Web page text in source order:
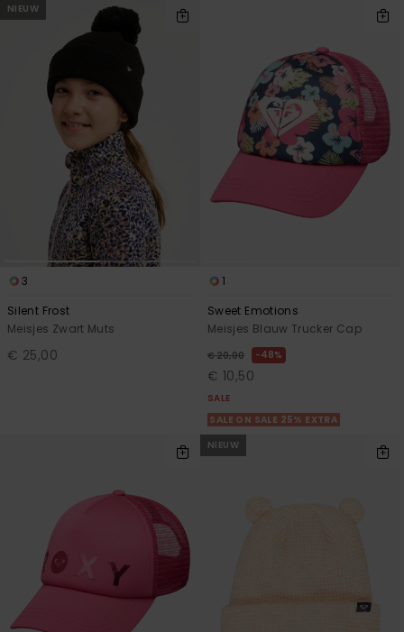
NIEUW
3
Silent Frost
Meisjes Zwart Muts
€ 25,00
1
Sweet Emotions
Meisjes Blauw Trucker Cap
€ 20,00 48%
€ 10,50
SALE
SALE ON SALE 25% EXTRA
NIEUW